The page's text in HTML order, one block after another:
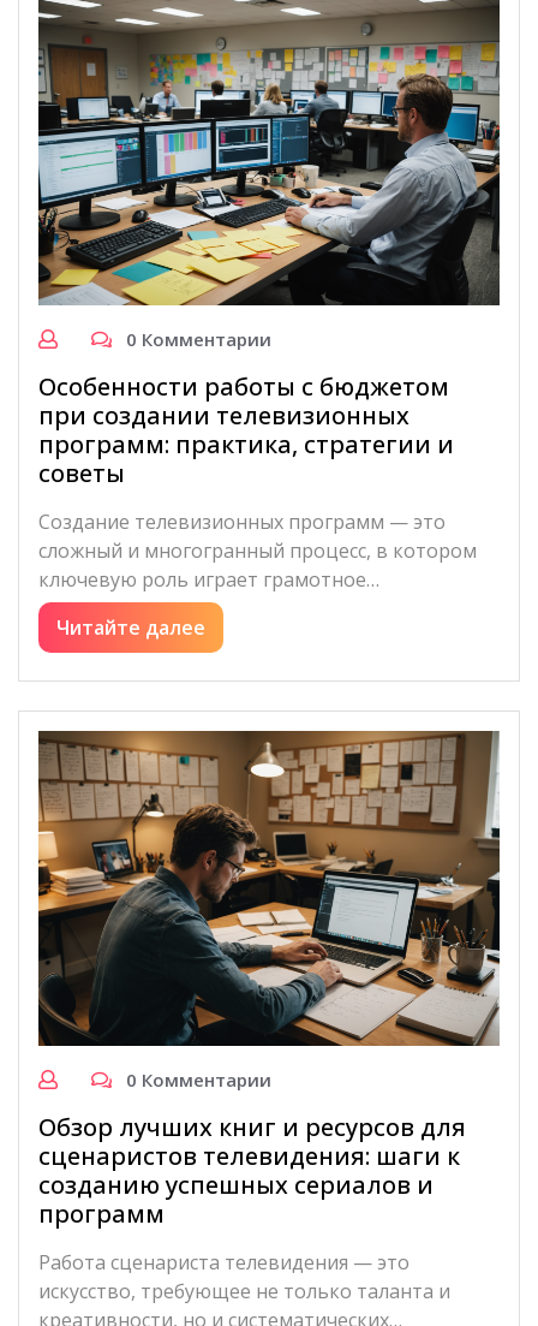
0 Комментарии
Особенности работы с бюджетом
при создании телевизионных
программ: практика, стратегии и
советы
Создание телевизионных программ — это
сложный и многогранный процесс, в котором
ключевую роль играет грамотное…
Читайте далее
0 Комментарии
Обзор лучших книг и ресурсов для
сценаристов телевидения: шаги к
созданию успешных сериалов и
программ
Работа сценариста телевидения — это
искусство, требующее не только таланта и
креативности, но и систематических…